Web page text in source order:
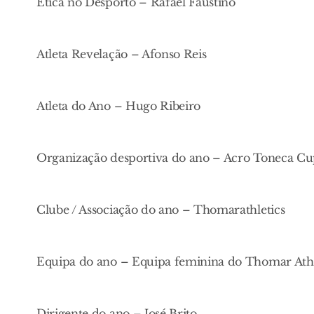
Atleta Revelação – Afonso Reis
Atleta do Ano – Hugo Ribeiro
Organização desportiva do ano – Acro Toneca
Clube / Associação do ano – Thomarathletics
Equipa do ano – Equipa feminina do Thomar